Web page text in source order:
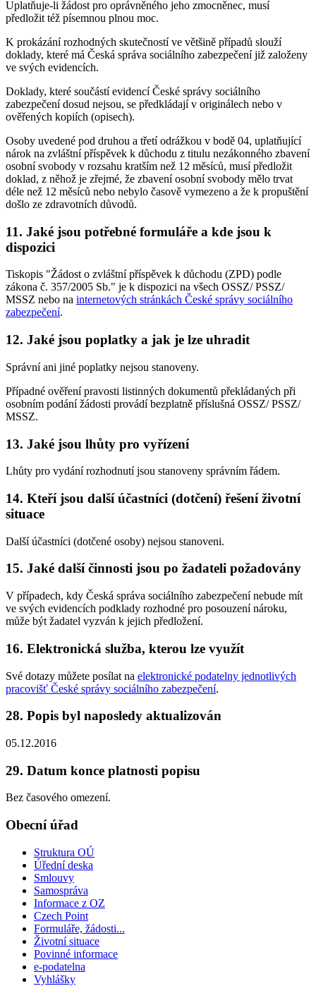
Uplatňuje-li žádost pro oprávněného jeho zmocněnec, musí
předložit též písemnou plnou moc.
K prokázání rozhodných skutečností ve většině případů slouží
doklady, které má Česká správa sociálního zabezpečení již založeny
ve svých evidencích.
Doklady, které součástí evidencí České správy sociálního
zabezpečení dosud nejsou, se předkládají v originálech nebo v
ověřených kopiích (opisech).
Osoby uvedené pod druhou a třetí odrážkou v bodě 04, uplatňující
nárok na zvláštní příspěvek k důchodu z titulu nezákonného zbavení
osobní svobody v rozsahu kratším než 12 měsíců, musí předložit
doklad, z něhož je zřejmé, že zbavení osobní svobody mělo trvat
déle než 12 měsíců nebo nebylo časově vymezeno a že k propuštění
došlo ze zdravotních důvodů.
11. Jaké jsou potřebné formuláře a kde jsou k
dispozici
Tiskopis "Žádost o zvláštní příspěvek k důchodu (ZPD) podle
zákona č. 357/2005 Sb." je k dispozici na všech OSSZ/ PSSZ/
MSSZ nebo na internetových stránkách České správy sociálního
zabezpečení.
12. Jaké jsou poplatky a jak je lze uhradit
Správní ani jiné poplatky nejsou stanoveny.
Případné ověření pravosti listinných dokumentů překládaných při
osobním podání žádosti provádí bezplatně příslušná OSSZ/ PSSZ/
MSSZ.
13. Jaké jsou lhůty pro vyřízení
Lhůty pro vydání rozhodnutí jsou stanoveny správním řádem.
14. Kteří jsou další účastníci (dotčení) řešení životní
situace
Další účastníci (dotčené osoby) nejsou stanoveni.
15. Jaké další činnosti jsou po žadateli požadovány
V případech, kdy Česká správa sociálního zabezpečení nebude mít
ve svých evidencích podklady rozhodné pro posouzení nároku,
může být žadatel vyzván k jejich předložení.
16. Elektronická služba, kterou lze využít
Své dotazy můžete posílat na elektronické podatelny jednotlivých
pracovišť České správy sociálního zabezpečení.
28. Popis byl naposledy aktualizován
05.12.2016
29. Datum konce platnosti popisu
Bez časového omezení.
Obecní úřad
Struktura OÚ
Úřední deska
Smlouvy
Samospráva
Informace z OZ
Czech Point
Formuláře, žádosti...
Životní situace
Povinné informace
e-podatelna
Vyhlášky